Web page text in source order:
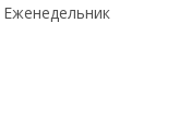
Еженедельник